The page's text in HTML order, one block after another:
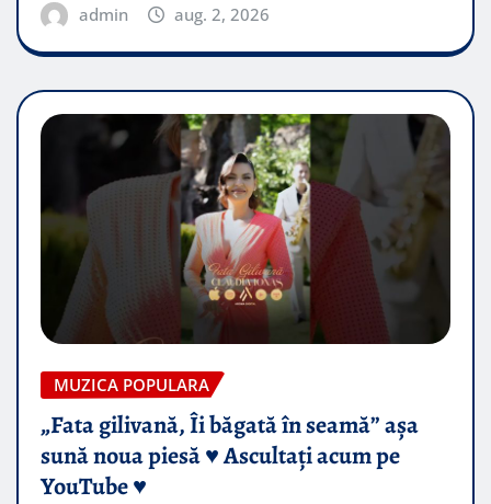
admin aug. 2, 2026
MUZICA POPULARA
„Fata gilivană, Îi băgată în seamă” așa
sună noua piesă ♥️ Ascultați acum pe
YouTube ♥️